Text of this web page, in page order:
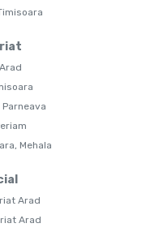
Mehala
Arad
Arad